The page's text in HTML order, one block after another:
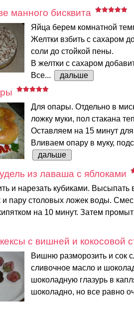
манного бисквита
Яйца берем комнатной
Желтки взбить с сахаром
соли до стойкой пены.
В желтки с сахаром
Все...
дальше
Для опары. Отдельно в
ложку муки, пол стакана
Оставляем на 15 минут
Вливаем опару в муку,
дальше
из лаваша с яблоками
и нарезать кубиками. Высыпать
пару столовых ложек воды.
на 10 минут. Затем
с вишней и кокосовой
Вишню разморозить и сок
сливочное масло и
шоколадную глазурь в
шоколадно, но все равно